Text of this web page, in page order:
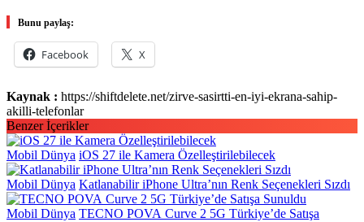
Bunu paylaş:
Facebook X
Kaynak : https://shiftdelete.net/zirve-sasirtti-en-iyi-ekrana-sahip-
akilli-telefonlar
Benzer İçerikler
Mobil Dünya iOS 27 ile Kamera Özelleştirilebilecek
Mobil Dünya Katlanabilir iPhone Ultra’nın Renk Seçenekleri Sızdı
Mobil Dünya TECNO POVA Curve 2 5G Türkiye’de Satışa